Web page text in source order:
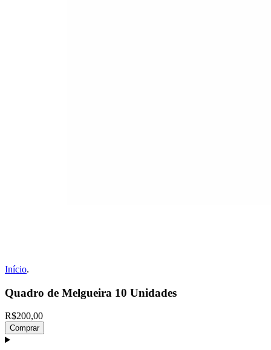
Início.
Quadro de Melgueira 10 Unidades
R$200,00
Comprar